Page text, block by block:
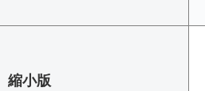
縮小版